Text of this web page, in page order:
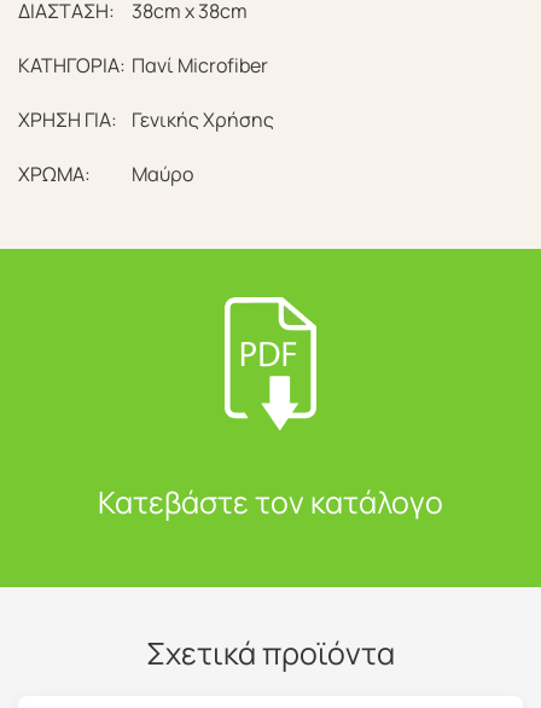
ΔΙΑΣΤΑΣΗ: 38cm x 38cm
ΚΑΤΗΓΟΡΙΑ: Πανί Microfiber
ΧΡΗΣΗ ΓΙΑ: Γενικής Χρήσης
ΧΡΩΜΑ: Μαύρο
Κατεβάστε τον κατάλογο
Σχετικά προϊόντα